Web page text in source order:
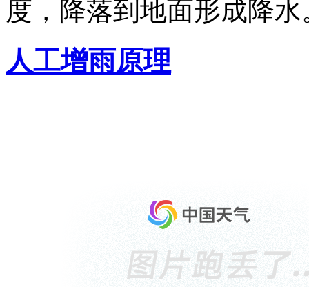
度，降落到地面形成降水
人工增雨原理